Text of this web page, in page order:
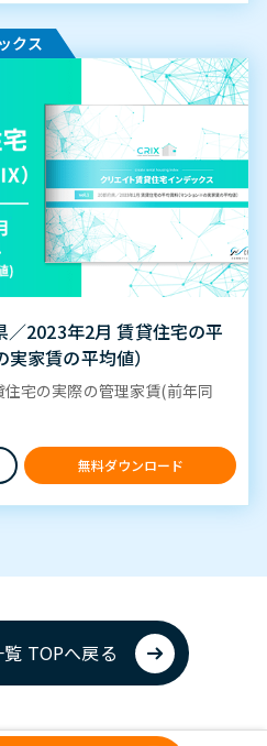
クス
／2023年2月 賃貸住宅の平
家賃の平均値）
宅の実際の管理家賃(前年同
無料ダウンロード
TOPへ戻る